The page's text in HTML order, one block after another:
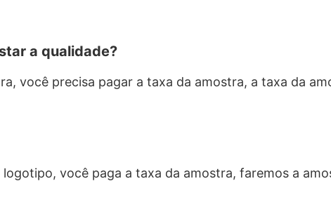
a qualidade?
você precisa pagar a taxa da amostra, a taxa da
você paga a taxa da amostra, faremos a